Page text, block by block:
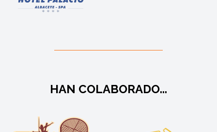
HAN COLABORADO...